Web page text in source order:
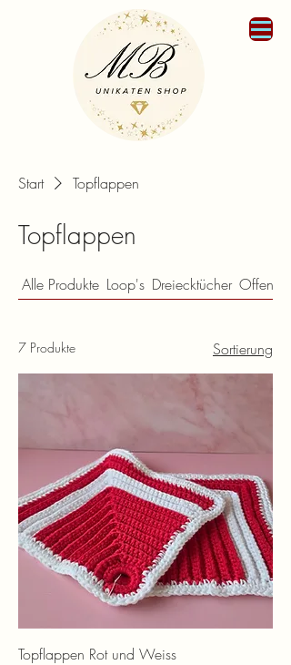
Start Topflappen
Topflappen
Alle Produkte Loop's Dreiecktücher Offene
7 Produkte Sortierung
Topflappen Rot und Weiss